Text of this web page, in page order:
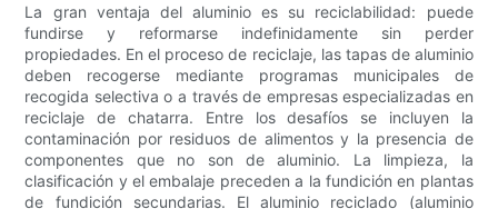
La gran ventaja del aluminio es su reciclabilidad: puede
fundirse y reformarse indefinidamente sin perder
propiedades. En el proceso de reciclaje, las tapas de aluminio
deben recogerse mediante programas municipales de
recogida selectiva o a través de empresas especializadas en
reciclaje de chatarra. Entre los desafíos se incluyen la
contaminación por residuos de alimentos y la presencia de
componentes que no son de aluminio. La limpieza, la
clasificación y el embalaje preceden a la fundición en plantas
de fundición secundarias. El aluminio reciclado (aluminio